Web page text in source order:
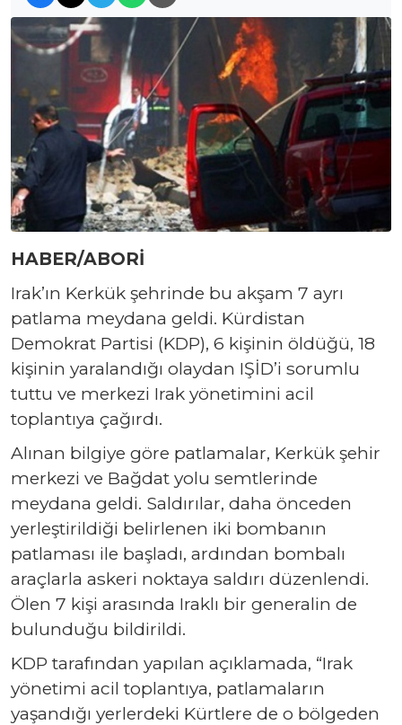
HABER/ABORİ
Irak’ın Kerkük şehrinde bu akşam 7 ayrı
patlama meydana geldi. Kürdistan
Demokrat Partisi (KDP), 6 kişinin öldüğü, 18
kişinin yaralandığı olaydan IŞİD’i sorumlu
tuttu ve merkezi Irak yönetimini acil
toplantıya çağırdı.
Alınan bilgiye göre patlamalar, Kerkük şehir
merkezi ve Bağdat yolu semtlerinde
meydana geldi. Saldırılar, daha önceden
yerleştirildiği belirlenen iki bombanın
patlaması ile başladı, ardından bombalı
araçlarla askeri noktaya saldırı düzenlendi.
Ölen 7 kişi arasında Iraklı bir generalin de
bulunduğu bildirildi.
KDP tarafından yapılan açıklamada, “Irak
yönetimi acil toplantıya, patlamaların
yaşandığı yerlerdeki Kürtlere de o bölgeden